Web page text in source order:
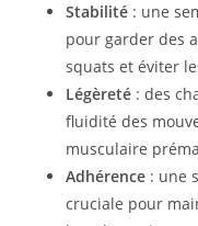
Stabilité : une
pour garder des
squats et éviter
Légèreté : des
fluidité des
musculaire
Adhérence : une
cruciale pour